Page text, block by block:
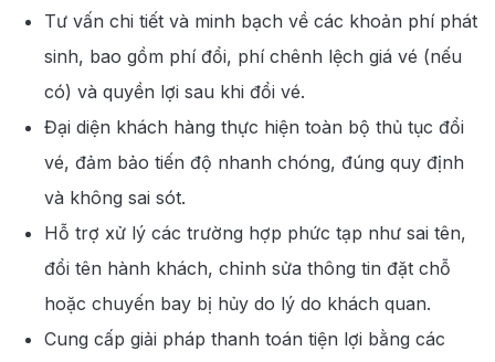
Tư vấn chi tiết và minh bạch về các khoản phí phát
sinh, bao gồm phí đổi, phí chênh lệch giá vé (nếu
có) và quyền lợi sau khi đổi vé.
Đại diện khách hàng thực hiện toàn bộ thủ tục đổi
vé, đảm bảo tiến độ nhanh chóng, đúng quy định
và không sai sót.
Hỗ trợ xử lý các trường hợp phức tạp như sai tên,
đổi tên hành khách, chỉnh sửa thông tin đặt chỗ
hoặc chuyến bay bị hủy do lý do khách quan.
Cung cấp giải pháp thanh toán tiện lợi bằng các